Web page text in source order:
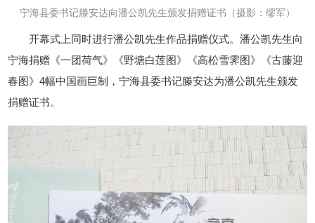
宁海县委书记滕安达向潘公凯先生颁发捐赠证书 （摄影：缪军）
开幕式上同时进行潘公凯先生作品捐赠仪式。潘公凯先生向
宁海捐赠《一团荷气》《野塘白莲图》《高松雪霁图》《古藤迎
春图》4幅中国画巨制，宁海县委书记滕安达为潘公凯先生颁发
捐赠证书。